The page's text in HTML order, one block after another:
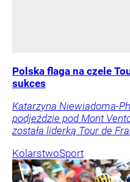
Polska flaga na czele
sukces
Katarzyna Niewiadoma-
podjeździe pod Mont
została liderką Tour de
KolarstwoSport